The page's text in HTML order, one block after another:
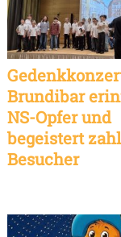
Brundibar
NS-Opfer und
begeistert
Besucher